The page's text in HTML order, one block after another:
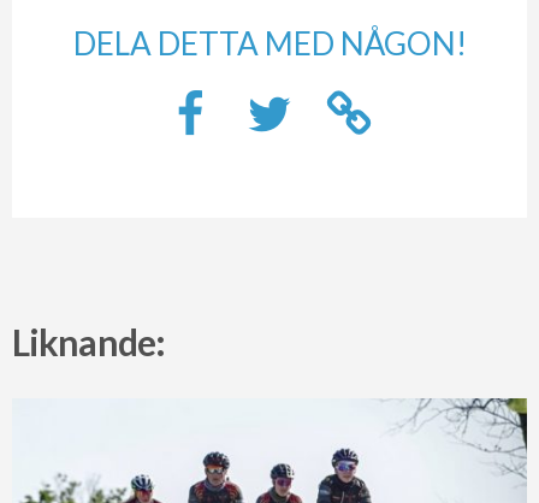
DELA DETTA MED NÅGON!
Liknande: